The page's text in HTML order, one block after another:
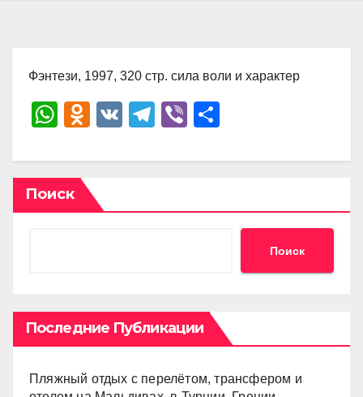
Фэнтези, 1997, 320 стр. сила воли и характер
W
at
s
A
O
n
o
kl
ki
V
T
e
a
Vi
er р
в
ть
Поиск
Поиск
Последние Публикации
Пляжный отдых с перелётом, трансфером и